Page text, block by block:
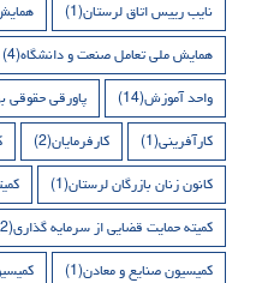
نایب رییس اتاق لرستان(1)
همایش ملی تعامل صنعت و دانشگاه(4)
واحد آموزش(14) پاورقی
کارآفرینی(1) کارفرمایان(2)
کانون زنان بازرگان لرستان(1)
کمیته حمایت قضایی از سرمایه گذاری(2)
کمیسیون صنایع و معادن(1)